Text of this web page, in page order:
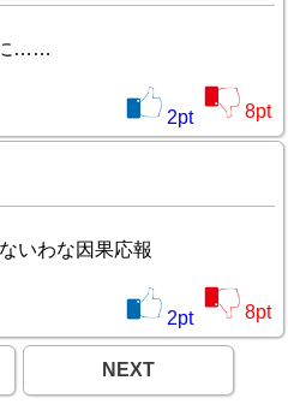
に……
2pt 8pt
いわな因果応報
2pt 8pt
NEXT